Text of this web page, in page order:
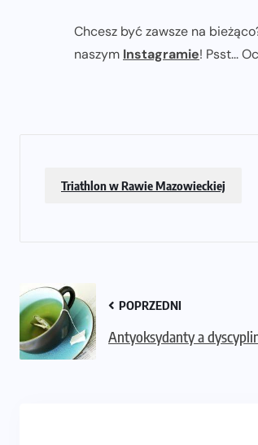
Chcesz być zawsze na
naszym Instagramie! Psst...
Triathlon w Rawie Mazowieckiej
POPRZEDNI
Antyoksydanty a